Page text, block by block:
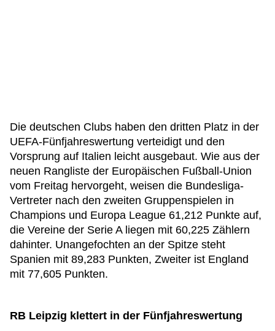
Die deutschen Clubs haben den dritten Platz in der
UEFA-Fünfjahreswertung verteidigt und den
Vorsprung auf Italien leicht ausgebaut. Wie aus der
neuen Rangliste der Europäischen Fußball-Union
vom Freitag hervorgeht, weisen die Bundesliga-
Vertreter nach den zweiten Gruppenspielen in
Champions und Europa League 61,212 Punkte auf,
die Vereine der Serie A liegen mit 60,225 Zählern
dahinter. Unangefochten an der Spitze steht
Spanien mit 89,283 Punkten, Zweiter ist England
mit 77,605 Punkten.
RB Leipzig klettert in der Fünfjahreswertung